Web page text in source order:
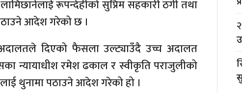
रूपन्देहीको सुप्रिम सहकारी ठगी तथा
आदेश गरेको छ ।
दिएको फैसला उल्ट्याउँदै उच्च अदालत
न्यायाधीश रमेश ढकाल र स्वीकृति पराजुलीको
थुनामा पठाउने आदेश गरेको हो ।